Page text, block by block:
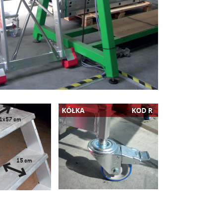
Cena regularna:5 940,90 zł
Najniższa cena:5 035,74 zł
do koszyka